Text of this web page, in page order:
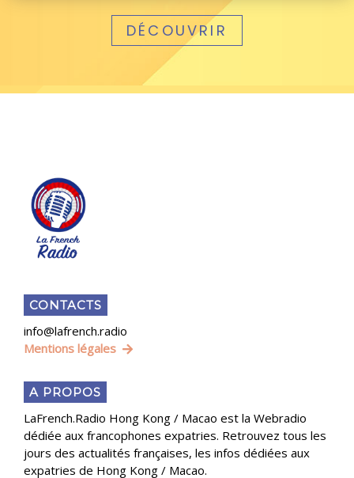
DÉCOUVRIR
CONTACTS
info@lafrench.radio
Mentions légales
A PROPOS
LaFrench.Radio Hong Kong / Macao est la Webradio
dédiée aux francophones expatries. Retrouvez tous les
jours des actualités françaises, les infos dédiées aux
expatries de Hong Kong / Macao.